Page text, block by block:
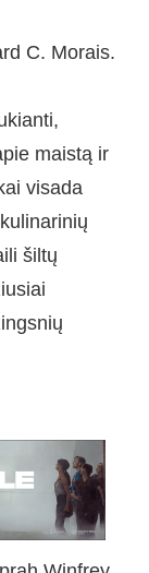
C. Morais.
maistą ir
visada
šiltų